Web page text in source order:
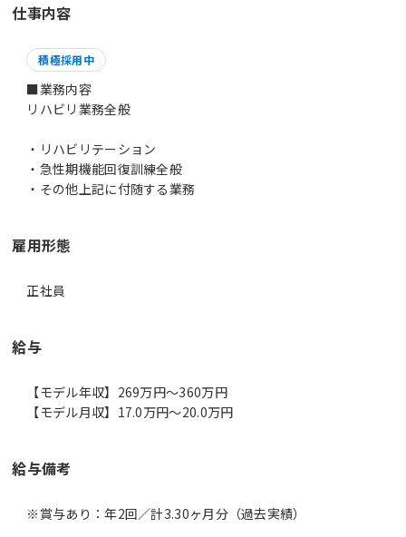
仕事内容
積極採用中
■業務内容
リハビリ業務全般
・リハビリテーション
・急性期機能回復訓練全般
・その他上記に付随する業務
雇用形態
正社員
給与
【モデル年収】269万円〜360万円
【モデル月収】17.0万円〜20.0万円
給与備考